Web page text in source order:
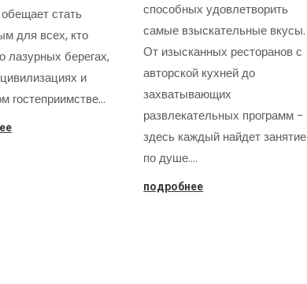
стать
для всех, кто
лазурных берегах,
и
гостеприимстве…
способных удовлетворить
самые взыскательные вкусы.
От изысканных ресторанов с
авторской кухней до
захватывающих
развлекательных программ -
здесь каждый найдет занятие
по душе.…
подробнее